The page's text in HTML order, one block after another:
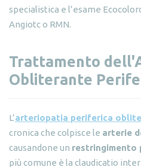
specialistica e l’esame
Angiotc o RMN.
Trattamento
Obliterante
L’arteriopatia periferica
cronica che colpisce le arterie
causandone un restringimento
più comune è la claudicatio